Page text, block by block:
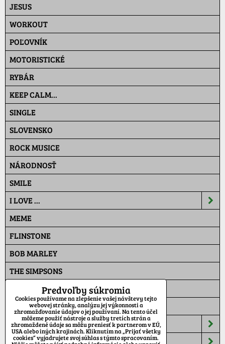
JESUS
WORKOUT
POĽOVNÍK
MOTORISTICKÉ
RYBÁR
KEEP CALM...
SINGLE
SLOVENSKO
ROCK MUSICE
NÁRODNOSŤ
SMILE
I LOVE ...
MEME
FLINSTONE
BOB MARLEY
THE SIMPSONS
PAT A MAT
MASKÁČ
ŠILTOVKY
TEPLÁKY
Predvoľby súkromia
Cookies používame na zlepšenie vašej návštevy tejto
webovej stránky, analýzu jej výkonnosti a
zhromažďovanie údajov o jej používaní. Na tento účel
môžeme použiť nástroje a služby tretích strán a
zhromaždené údaje sa môžu preniesť k partnerom v EÚ,
USA alebo iných krajinách. Kliknutím na „Prijať všetky
cookies“ vyjadrujete svoj súhlas s týmto spracovaním.